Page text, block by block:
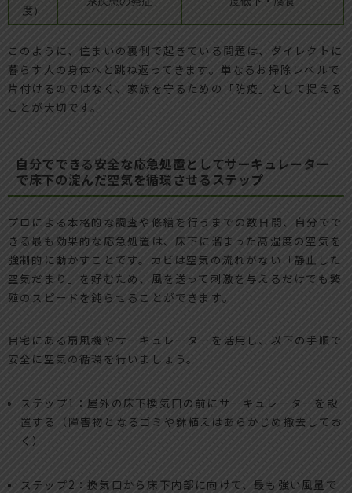
度）
このように、住まいの裏側で起きている問題は、ダイレクトに
暮らす人の身体へと跳ね返ってきます。単なるお掃除レベルで
片付けるのではなく、家族を守るための「防疫」として捉える
ことが大切です。
自分でできる安全な応急処置としてサーキュレーター
で床下の淀んだ空気を循環させるステップ
プロによる本格的な調査や修繕を行うまでの数日間、自分でで
きる最も効果的な応急処置は、床下に溜まった高湿度の空気を
強制的に動かすことです。カビは空気の流れがない「静止した
空気だまり」を好むため、風を送って刺激を与えるだけでも繁
殖のスピードを鈍らせることができます。
自宅にある扇風機やサーキュレーターを活用し、以下の手順で
安全に空気の循環を行いましょう。
ステップ1：屋外の床下換気口の前にサーキュレーターを設
置する（障害物となるゴミや鉢植えはあらかじめ撤去してお
く）
ステップ2：換気口から床下内部に向けて、最も強い風量で